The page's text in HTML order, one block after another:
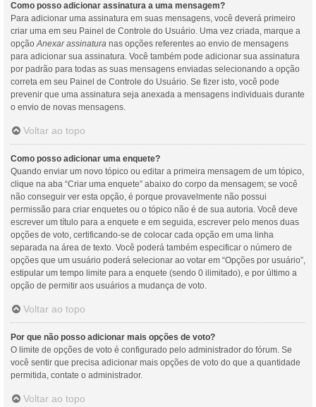
Como posso adicionar assinatura a uma mensagem?
Para adicionar uma assinatura em suas mensagens, você deverá primeiro
criar uma em seu Painel de Controle do Usuário. Uma vez criada, marque a
opçãoAnexar assinatura nas opções referentes ao envio de mensagens
para adicionar sua assinatura. Você também pode adicionar sua assinatura
por padrão para todas as suas mensagens enviadas selecionando a opção
correta em seu Painel de Controle do Usuário. Se fizer isto, você pode
prevenir que uma assinatura seja anexada a mensagens individuais durante
o envio de novas mensagens.
Voltar ao topo
Como posso adicionar uma enquete?
Quando enviar um novo tópico ou editar a primeira mensagem de um tópico,
clique na aba “Criar uma enquete” abaixo do corpo da mensagem; se você
não conseguir ver esta opção, é porque provavelmente não possui
permissão para criar enquetes ou o tópico não é de sua autoria. Você deve
escrever um título para a enquete e em seguida, escrever pelo menos duas
opções de voto, certificando-se de colocar cada opção em uma linha
separada na área de texto. Você poderá também especificar o número de
opções que um usuário poderá selecionar ao votar em “Opções por usuário”,
estipular um tempo limite para a enquete (sendo 0 ilimitado), e por último a
opção de permitir aos usuários a mudança de voto.
Voltar ao topo
Por que não posso adicionar mais opções de voto?
O limite de opções de voto é configurado pelo administrador do fórum. Se
você sentir que precisa adicionar mais opções de voto do que a quantidade
permitida, contate o administrador.
Voltar ao topo